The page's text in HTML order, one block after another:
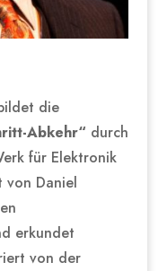
die
Abkehr“ durch
für Elektronik
von Daniel
erkundet
von der